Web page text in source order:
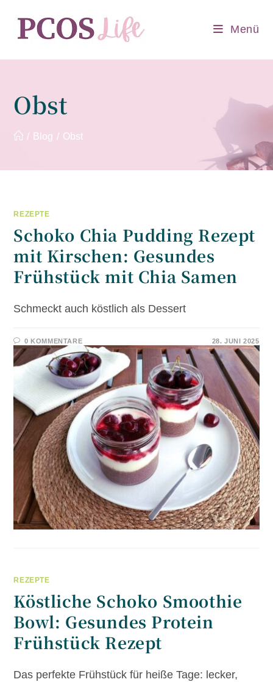
Inhalt
springen
Menü
Obst
/ Blog / Obst
REZEPTE
Schoko Chia Pudding Rezept
mit Kirschen: Gesundes
Frühstück mit Chia Samen
Schmeckt auch köstlich als Dessert
0 KOMMENTARE 28. JUNI 2025
REZEPTE
Köstliche Schoko Smoothie
Bowl: Gesundes Protein
Frühstück Rezept
Das perfekte Frühstück für heiße Tage: lecker,